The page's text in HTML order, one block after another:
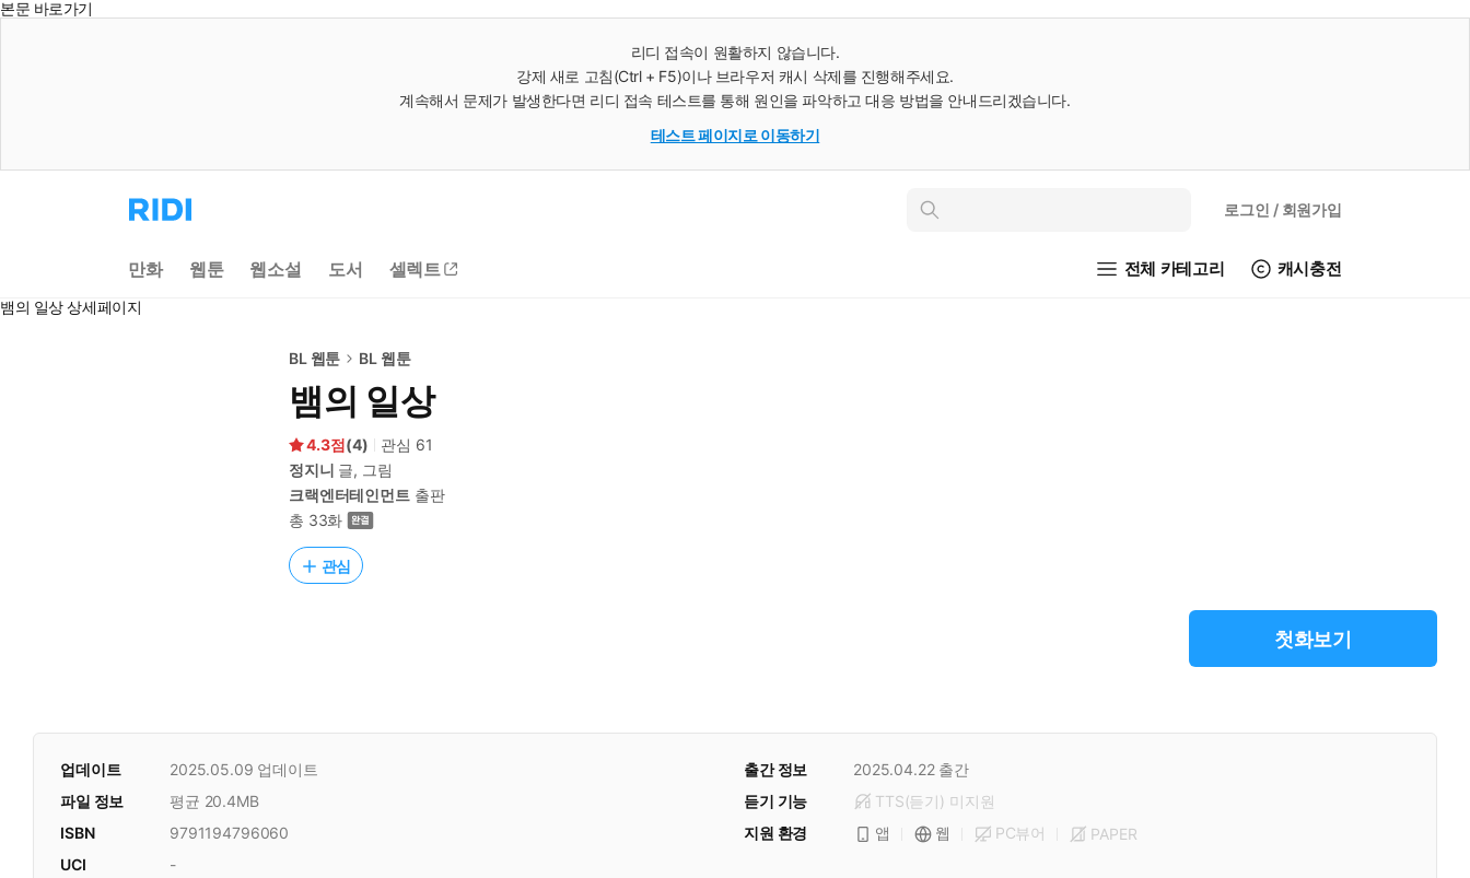
본문 바로가기
리디 접속이 원활하지 않습니다.
강제 새로 고침(Ctrl + F5)이나 브라우저 캐시 삭제를 진행해주세요.
계속해서 문제가 발생한다면 리디 접속 테스트를 통해 원인을 파악하고 대응 방법을 안내드리겠습니다.
테스트 페이지로 이동하기
리
디
으
로
동
인
로그인 / 회원가입
만화 웹툰 웹소설 도서 셀렉트 전체 카테고리 캐시충전
뱀의 일상 상세페이지
BL 웹툰 BL 웹툰
뱀의 일상
4.3 (4) 관심 61
정지니 글, 그림
크랙엔터테인먼트 출판
총 33화
관심
첫화보기
업데이트 2025.05.09 업데이트 출간 정보 2025.04.22 출간
듣기 기능
TTS(듣기) 미지원
파일 정보
평균 20.4MB
지원 환경
앱 웹 PC뷰어 PAPER
ISBN
9791194796060
UCI
-